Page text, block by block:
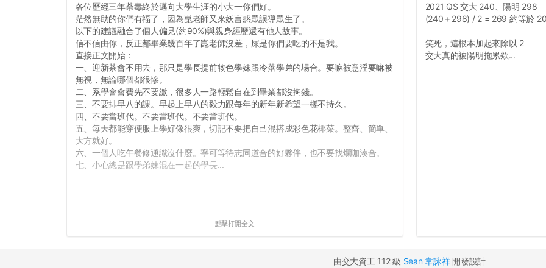
各位歷經三年荼毒終於邁向大學生涯的小大一你們好。
茫然無助的你們有福了，因為崑老師又來妖言惑眾誤導眾生了。
以下的建議融合了個人偏見(約90%)與親身經歷還有他人故事。
信不信由你，反正都畢業幾百年了崑老師沒差，屎是你們要吃的不是我。
直接正文開始：
一、迎新茶會不用去，那只是學長提前物色學妹跟冷落學弟的場合。要嘛被意淫要嘛被
無視，無論哪個都很慘。
二、系學會會費先不要繳，很多人一路輕鬆自在到畢業都沒掏錢。
三、不要排早八的課。早起上早八的毅力跟每年的新年新希望一樣不持久。
四、不要當班代。不要當班代。不要當班代。
五、每天都能穿便服上學好像很爽，切記不要把自己混搭成彩色花椰菜。整齊、簡單、
大方就好。
六、一個人吃午餐修通識沒什麼。寧可等待志同道合的好夥伴，也不要找爛咖湊合。
七、小心總是跟學弟妹混在一起的學長...
點擊打開全文
2021 QS 交大 240、陽明 298
(240＋298) / 2 = 269 約等於
笑死，這根本加起來除以 2
交大真的被陽明拖累欸...
由交大資工 112 級 Sean 韋詠祥開發設計